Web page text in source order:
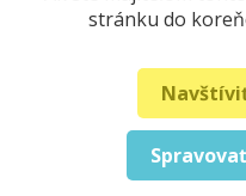
stránku do